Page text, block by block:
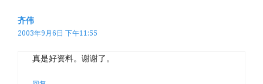
齐伟
2003年9月6日 下午11:55
真是好资料。谢谢了。